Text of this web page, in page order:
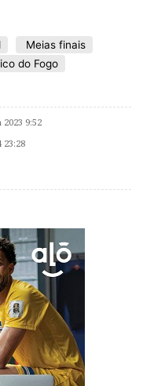
Meias finais
do Fogo
2023 9:52
23:28